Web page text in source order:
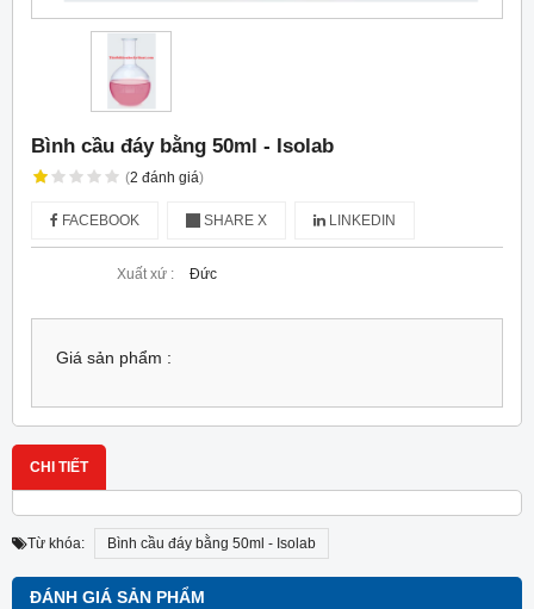
Bình cầu đáy bằng 50ml - Isolab
(2 đánh giá)
FACEBOOK SHARE X LINKEDIN
Xuất xứ : Đức
Giá sản phẩm :
CHI TIẾT
Từ khóa: Bình cầu đáy bằng 50ml - Isolab
ĐÁNH GIÁ SẢN PHẨM